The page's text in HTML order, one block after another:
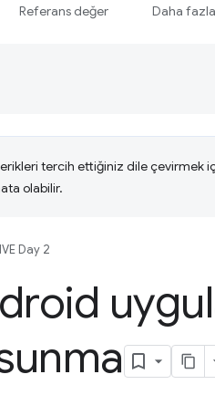
Referans değer Daha fazla
tercih ettiğiniz dile çevirmek
olabilir.
Day 2